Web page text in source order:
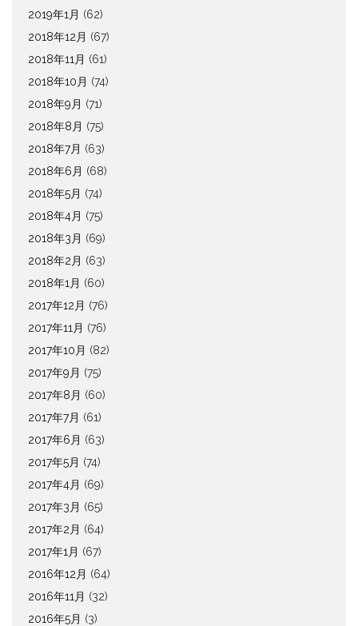
2019年1月 (62)
2018年12月 (67)
2018年11月 (61)
2018年10月 (74)
2018年9月 (71)
2018年8月 (75)
2018年7月 (63)
2018年6月 (68)
2018年5月 (74)
2018年4月 (75)
2018年3月 (69)
2018年2月 (63)
2018年1月 (60)
2017年12月 (76)
2017年11月 (76)
2017年10月 (82)
2017年9月 (75)
2017年8月 (60)
2017年7月 (61)
2017年6月 (63)
2017年5月 (74)
2017年4月 (69)
2017年3月 (65)
2017年2月 (64)
2017年1月 (67)
2016年12月 (64)
2016年11月 (32)
2016年5月 (3)